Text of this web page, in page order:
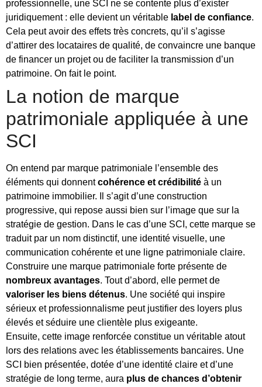
professionnelle, une SCI ne se contente plus d’exister
juridiquement : elle devient un véritable label de confiance.
Cela peut avoir des effets très concrets, qu’il s’agisse
d’attirer des locataires de qualité, de convaincre une banque
de financer un projet ou de faciliter la transmission d’un
patrimoine. On fait le point.
La notion de marque
patrimoniale appliquée à une
SCI
On entend par marque patrimoniale l’ensemble des
éléments qui donnentcohérence et crédibilité à un
patrimoine immobilier. Il s’agit d’une construction
progressive, qui repose aussi bien sur l’image que sur la
stratégie de gestion. Dans le cas d’une SCI, cette marque se
traduit par un nom distinctif, une identité visuelle, une
communication cohérente et une ligne patrimoniale claire.
Construire une marque patrimoniale forte présente de
nombreux avantages. Tout d’abord, elle permet de
valoriser les biens détenus. Une société qui inspire
sérieux et professionnalisme peut justifier des loyers plus
élevés et séduire une clientèle plus exigeante.
Ensuite, cette image renforcée constitue un véritable atout
lors des relations avec les établissements bancaires. Une
SCI bien présentée, dotée d’une identité claire et d’une
stratégie de long terme, aura plus de chances d’obtenir